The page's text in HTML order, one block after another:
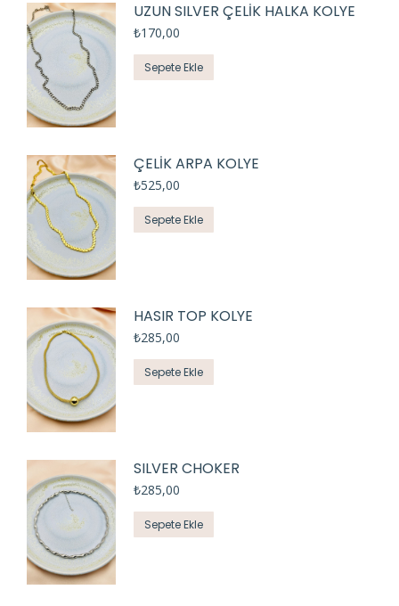
UZUN SILVER ÇELİK HALKA KOLYE
₺170,00
Sepete Ekle
ÇELİK ARPA KOLYE
₺525,00
Sepete Ekle
HASIR TOP KOLYE
₺285,00
Sepete Ekle
SILVER CHOKER
₺285,00
Sepete Ekle